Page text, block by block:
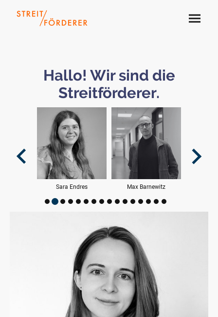
Hallo! Wir sind die
Streitförderer.
Michael Lemster